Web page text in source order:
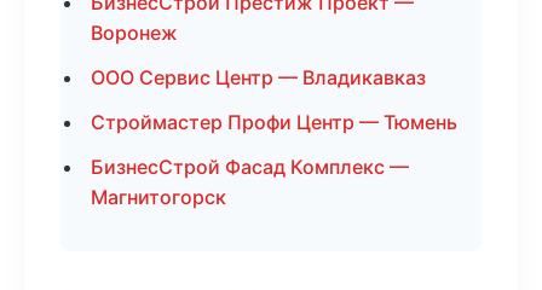
Воронеж
ООО Сервис Центр — Владикавказ
Строймастер Профи Центр — Тюмень
БизнесСтрой Фасад Комплекс —
Магнитогорск